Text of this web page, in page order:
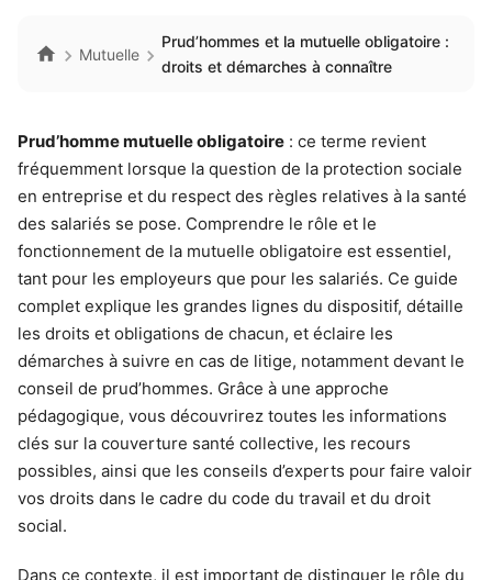
Mutuelle
Prud’hommes et la mutuelle obligatoire :
droits et démarches à connaître
Prud’homme mutuelle obligatoire : ce terme revient
fréquemment lorsque la question de la protection sociale
en entreprise et du respect des règles relatives à la santé
des salariés se pose. Comprendre le rôle et le
fonctionnement de la mutuelle obligatoire est essentiel,
tant pour les employeurs que pour les salariés. Ce guide
complet explique les grandes lignes du dispositif, détaille
les droits et obligations de chacun, et éclaire les
démarches à suivre en cas de litige, notamment devant le
conseil de prud’hommes. Grâce à une approche
pédagogique, vous découvrirez toutes les informations
clés sur la couverture santé collective, les recours
possibles, ainsi que les conseils d’experts pour faire valoir
vos droits dans le cadre du code du travail et du droit
social.
Dans ce contexte, il est important de distinguer le rôle du